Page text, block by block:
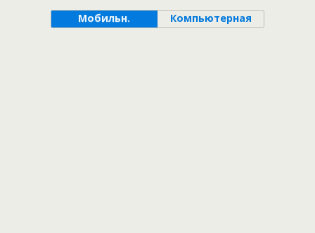
Мобильн. Компьютерная